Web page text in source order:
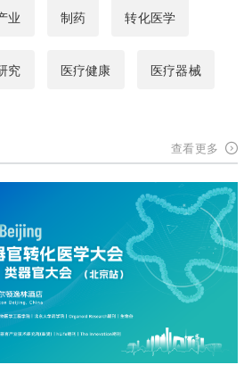
业 制药 转化医学
究 医疗健康 医疗器械
查看更多